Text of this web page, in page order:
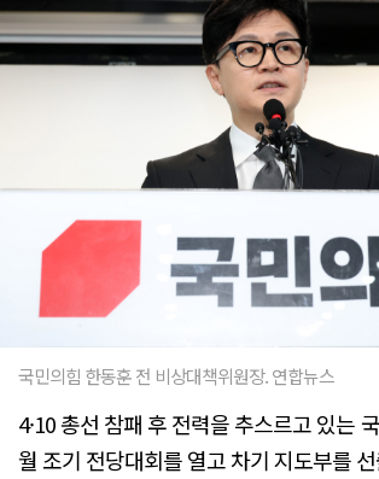
국민의힘 한동훈 전 비상대책위원장. 연합뉴스
4·10 총선 참패 후 전력을 추스르고 있는
월 조기 전당대회를 열고 차기 지도부를